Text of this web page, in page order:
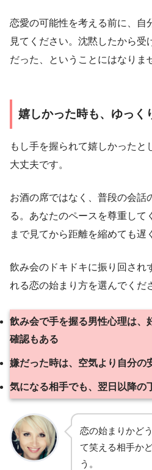
恋愛の可能性を考える前に、自
見てください。沈黙したから受
だった、ということにはなりま
嬉しかった時も、ゆっく
もし手を握られて嬉しかったと
大丈夫です。
お酒の席ではなく、普段の会話
る。あなたのペースを尊重して
まで見てから距離を縮めても遅
飲み会のドキドキに振り回され
れる恋の始まり方を選んでくだ
飲み会で手を握る男性心理は、
確認もある
嫌だった時は、空気より自分の
気になる相手でも、翌日以降の
恋の始まりかど
て笑える相手か
う。